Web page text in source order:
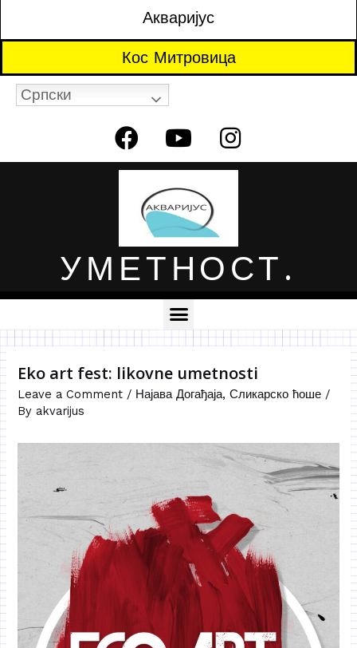
Акваријус
Кос Митровица
Српски
УМЕТНОСТ.
Eko art fest: likovne umetnosti
Leave a Comment / Најава Догађаја,Сликарско ћоше /
By akvarijus